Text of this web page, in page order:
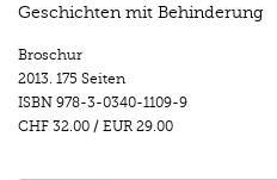
Geschichten mit Behinderung
Broschur
2013. 175 Seiten
ISBN 978-3-0340-1109-9
CHF 32.00 / EUR 29.00